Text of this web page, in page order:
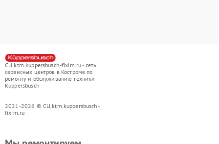
СЦ ktm.kuppersbusch-fixim.ru - сеть
сервисных центров в Костроме по
ремонту и обслуживанию техники
Kuppersbusch
2021-2026 © СЦ ktm.kuppersbusch-
fixim.ru